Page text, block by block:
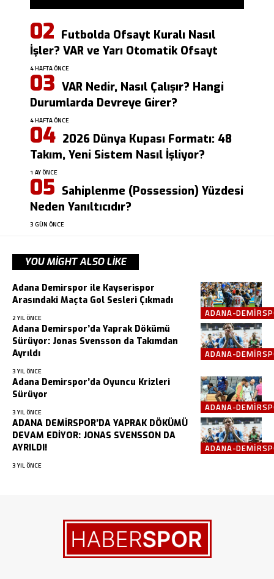
Futbolda Ofsayt Kuralı Nasıl
İşler? VAR ve Yarı Otomatik Ofsayt
4 HAFTA ÖNCE
VAR Nedir, Nasıl Çalışır? Hangi
Durumlarda Devreye Girer?
4 HAFTA ÖNCE
2026 Dünya Kupası Formatı: 48
Takım, Yeni Sistem Nasıl İşliyor?
1 AY ÖNCE
Sahiplenme (Possession) Yüzdesi
Neden Yanıltıcıdır?
3 GÜN ÖNCE
YOU MIGHT ALSO LIKE
ADANA-
Adana Demirspor ile Kayserispor
Arasındaki Maçta Gol Sesleri Çıkmadı
2 YIL ÖNCE
ADANA-
Adana Demirspor’da Yaprak Dökümü
Sürüyor: Jonas Svensson da Takımdan
Ayrıldı
3 YIL ÖNCE
ADANA-
Adana Demirspor’da Oyuncu Krizleri
Sürüyor
3 YIL ÖNCE
ADANA-
ADANA DEMİRSPOR’DA YAPRAK DÖKÜMÜ
DEVAM EDİYOR: JONAS SVENSSON DA
AYRILDI!
3 YIL ÖNCE